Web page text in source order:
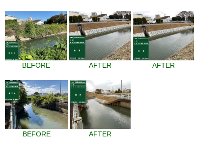
BEFORE AFTER AFTER
BEFORE AFTER